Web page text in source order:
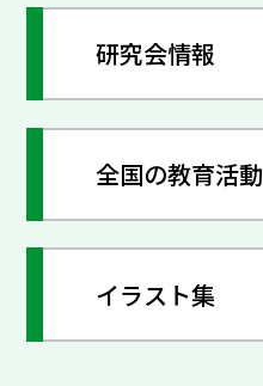
研究会情報
全国の教育活動
イラスト集